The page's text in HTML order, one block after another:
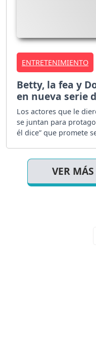
ENTRETENIMIENTO
Betty, la fea y
en nueva serie
Los actores que le
se juntan para
él dice” que promete
VER